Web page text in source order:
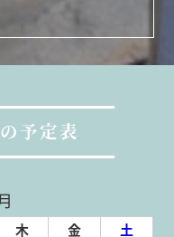
予定表
木 金
土